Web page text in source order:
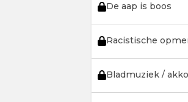
De aap is boos
Racistische
Bladmuziek /